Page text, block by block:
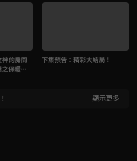
的房間
保暖運
下集預告：精彩大結局！
顯示更多